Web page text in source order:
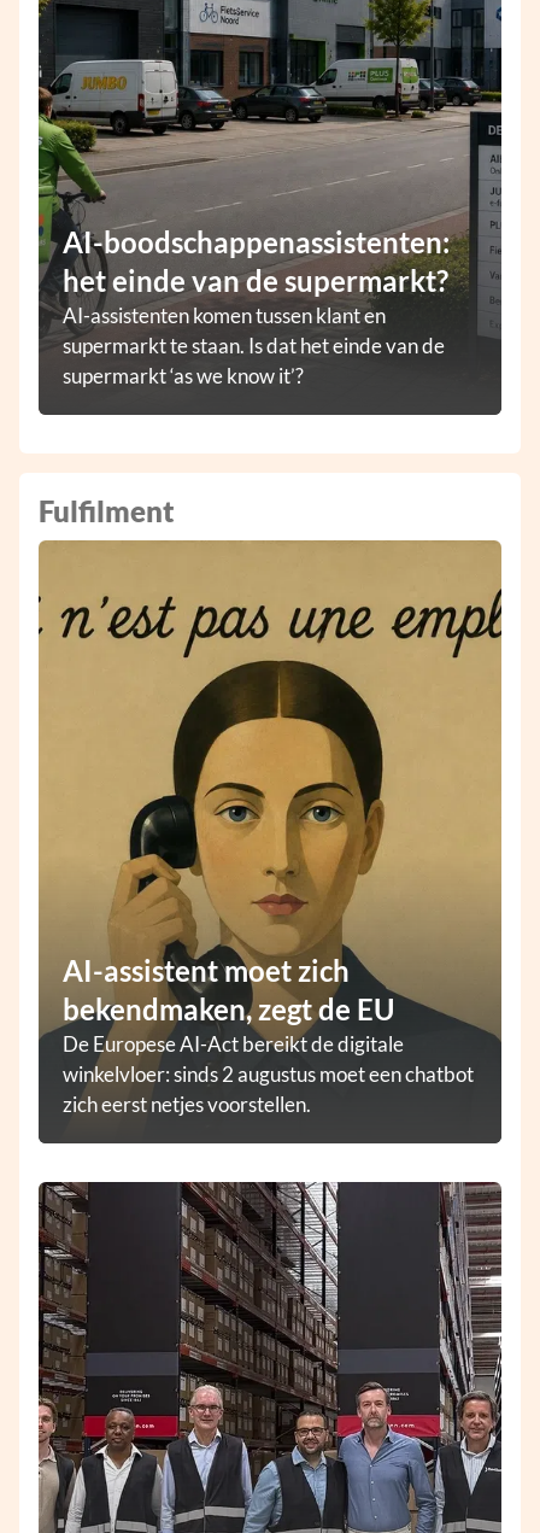
AI-boodschappenassistenten:
het einde van de supermarkt?
AI-assistenten komen tussen klant en
supermarkt te staan. Is dat het einde van de
supermarkt ‘as we know it’?
Fulfilment
AI-assistent moet zich
bekendmaken, zegt de EU
De Europese AI-Act bereikt de digitale
winkelvloer: sinds 2 augustus moet een chatbot
zich eerst netjes voorstellen.